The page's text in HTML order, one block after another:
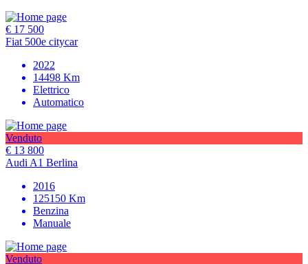
€ 17 500
Fiat 500e citycar
2022
14498 Km
Elettrico
Automatico
Venduto
€ 13 800
Audi A1 Berlina
2016
125150 Km
Benzina
Manuale
Venduto